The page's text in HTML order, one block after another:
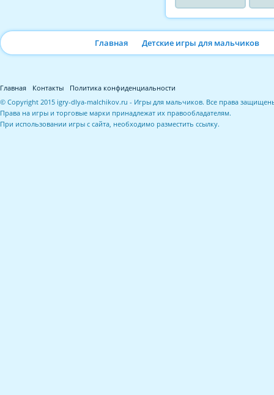
Главная Детские игры для мальчиков
Главная Контакты
Политика конфиденциальности
© Copyright 2015 igry-dlya-malchikov.ru - Игры для мальчиков. Все права
Права на игры и торговые марки принадлежат их правообладателям.
При использовании игры с сайта, необходимо разместить ссылку.